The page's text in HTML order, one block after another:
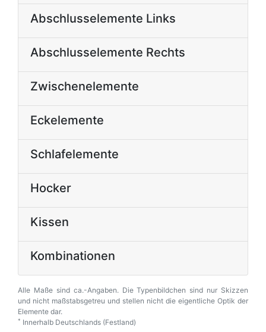
Abschlusselemente Links
Abschlusselemente Rechts
Zwischenelemente
Eckelemente
Schlafelemente
Hocker
Kissen
Kombinationen
Alle Maße sind ca.-Angaben. Die Typenbildchen sind nur Skizzen
und nicht maßstabsgetreu und stellen nicht die eigentliche Optik der
Elemente dar.
* Innerhalb Deutschlands (Festland)